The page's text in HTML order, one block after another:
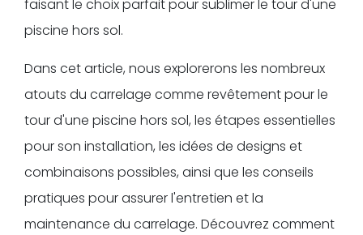
faisant le choix parfait pour sublimer le tour d'une
piscine hors sol.
Dans cet article, nous explorerons les nombreux
atouts du carrelage comme revêtement pour le
tour d'une piscine hors sol, les étapes essentielles
pour son installation, les idées de designs et
combinaisons possibles, ainsi que les conseils
pratiques pour assurer l'entretien et la
maintenance du carrelage. Découvrez comment